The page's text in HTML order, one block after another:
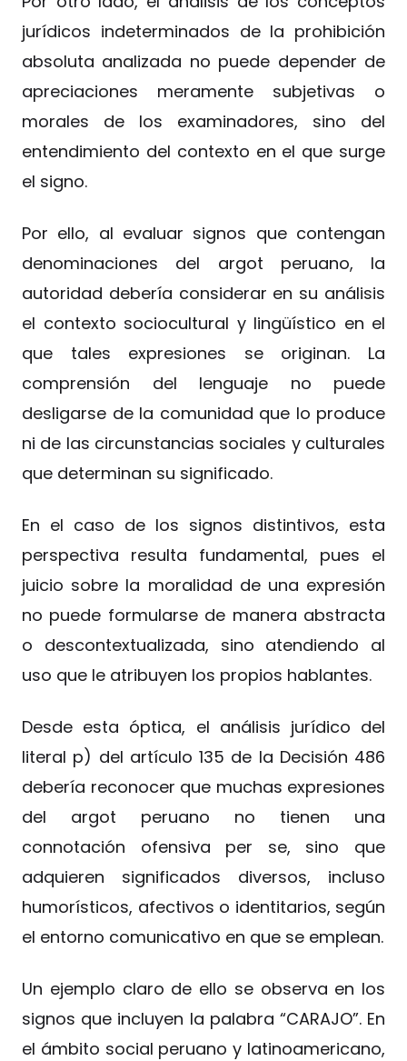
jurídicos indeterminados de la prohibición
absoluta analizada no puede depender de
apreciaciones meramente subjetivas o
morales de los examinadores, sino del
entendimiento del contexto en el que surge
el signo.
Por ello, al evaluar signos que contengan
denominaciones del argot peruano, la
autoridad debería considerar en su análisis
el contexto sociocultural y lingüístico en el
que tales expresiones se originan. La
comprensión del lenguaje no puede
desligarse de la comunidad que lo produce
ni de las circunstancias sociales y culturales
que determinan su significado.
En el caso de los signos distintivos, esta
perspectiva resulta fundamental, pues el
juicio sobre la moralidad de una expresión
no puede formularse de manera abstracta
o descontextualizada, sino atendiendo al
uso que le atribuyen los propios hablantes.
Desde esta óptica, el análisis jurídico del
literal p) del artículo 135 de la Decisión 486
debería reconocer que muchas expresiones
del argot peruano no tienen una
connotación ofensiva per se, sino que
adquieren significados diversos, incluso
humorísticos, afectivos o identitarios, según
el entorno comunicativo en que se emplean.
Un ejemplo claro de ello se observa en los
signos que incluyen la palabra “CARAJO”. En
el ámbito social peruano y latinoamericano,